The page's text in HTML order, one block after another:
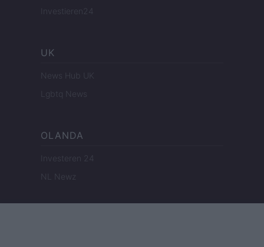
Investieren24
UK
News Hub UK
Lgbtq News
OLANDA
Investeren 24
NL Newz